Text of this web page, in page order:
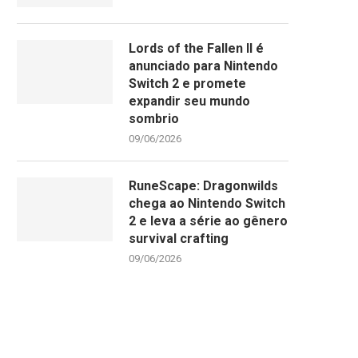
Lords of the Fallen II é
anunciado para Nintendo
Switch 2 e promete
expandir seu mundo
sombrio
09/06/2026
RuneScape: Dragonwilds
chega ao Nintendo Switch
2 e leva a série ao gênero
survival crafting
09/06/2026